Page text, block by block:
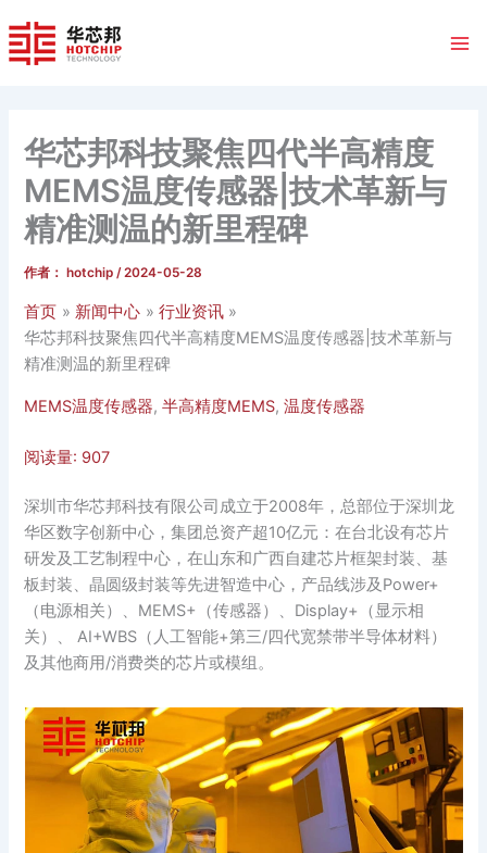
至
内
华芯邦科技聚焦四代半高精度
MEMS温度传感器|技术革新与
精准测温的新里程碑
作者： hotchip/2024-05-28
首页 新闻中心
行业资讯
华芯邦科技聚焦四代半高精度MEMS温度传感器|技术革新与
精准测温的新里程碑
MEMS温度传感器,半高精度MEMS,温度传感器
阅读量: 907
深圳市华芯邦科技有限公司成立于2008年，总部位于深圳龙
华区数字创新中心，集团总资产超10亿元：在台北设有芯片
研发及工艺制程中心，在山东和广西自建芯片框架封装、基
板封装、晶圆级封装等先进智造中心，产品线涉及Power+
（电源相关）、MEMS+（传感器）、Display+（显示相
关）、 AI+WBS（人工智能+第三/四代宽禁带半导体材料）
及其他商用/消费类的芯片或模组。